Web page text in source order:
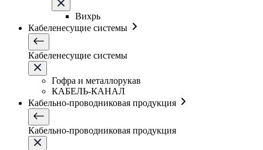
Вихрь
Кабеленесущие системы
Кабеленесущие системы
Гофра и металлорукав
КАБЕЛЬ-КАНАЛ
Кабельно-проводниковая продукция
Кабельно-проводниковая продукция